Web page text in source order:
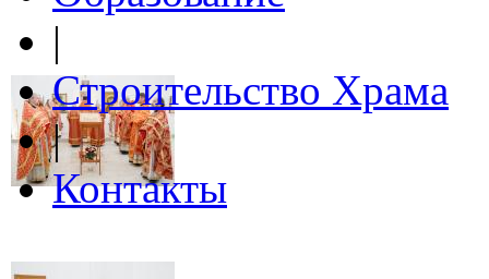
|
Строительство Храма
|
Контакты